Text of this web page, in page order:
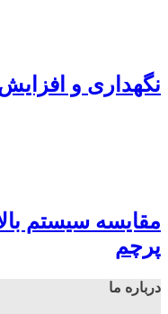
نگهداری و
مقایسه سیستم
پرچم
درباره ما